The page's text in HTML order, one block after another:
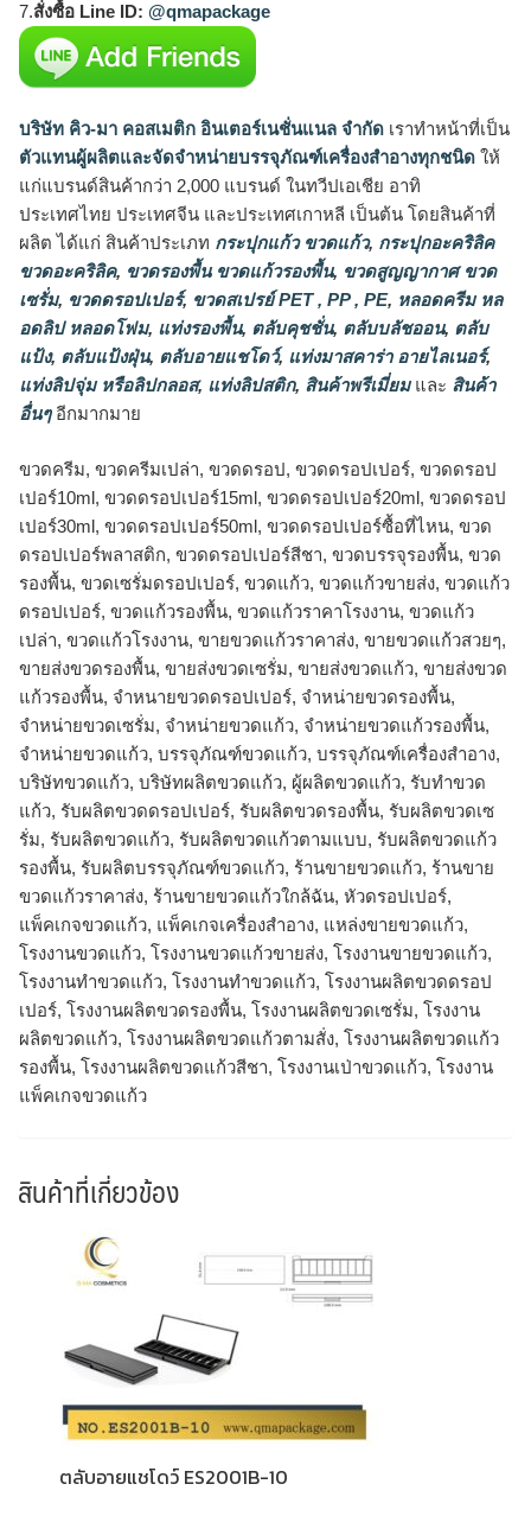
7.สั่งซื้อ Line ID: @qmapackage
บริษัท คิว-มา คอสเมติก อินเตอร์เนชั่นแนล จำกัด เราทำหน้าที่เป็น
ตัวแทนผู้ผลิตและจัดจำหน่ายบรรจุภัณฑ์เครื่องสำอางทุกชนิด ให้
แก่แบรนด์สินค้ากว่า 2,000 แบรนด์ ในทวีปเอเชีย อาทิ
ประเทศไทย ประเทศจีน และประเทศเกาหลี เป็นต้น โดยสินค้าที่
ผลิต ได้แก่ สินค้าประเภท กระปุกแก้ว ขวดแก้ว, กระปุกอะคริลิค
ขวดอะคริลิค, ขวดรองพื้น ขวดแก้วรองพื้น, ขวดสูญญากาศ ขวด
เซรั่ม, ขวดดรอปเปอร์, ขวดสเปรย์ PET , PP , PE, หลอดครีม หล
อดลิป หลอดโฟม, แท่งรองพื้น, ตลับคุชชั่น, ตลับบลัชออน, ตลับ
แป้ง, ตลับแป้งฝุ่น, ตลับอายแชโดว์, แท่งมาสคาร่า อายไลเนอร์,
แท่งลิปจุ่ม หรือลิปกลอส, แท่งลิปสติก, สินค้าพรีเมี่ยมและ สินค้า
อื่นๆอีกมากมาย
ขวดครีม, ขวดครีมเปล่า, ขวดดรอป, ขวดดรอปเปอร์, ขวดดรอป
เปอร์10ml, ขวดดรอปเปอร์15ml, ขวดดรอปเปอร์20ml, ขวดดรอป
เปอร์30ml, ขวดดรอปเปอร์50ml, ขวดดรอปเปอร์ซื้อที่ไหน, ขวด
ดรอปเปอร์พลาสติก, ขวดดรอปเปอร์สีชา, ขวดบรรจุรองพื้น, ขวด
รองพื้น, ขวดเซรั่มดรอปเปอร์, ขวดแก้ว, ขวดแก้วขายส่ง, ขวดแก้ว
ดรอปเปอร์, ขวดแก้วรองพื้น, ขวดแก้วราคาโรงงาน, ขวดแก้ว
เปล่า, ขวดแก้วโรงงาน, ขายขวดแก้วราคาส่ง, ขายขวดแก้วสวยๆ,
ขายส่งขวดรองพื้น, ขายส่งขวดเซรั่ม, ขายส่งขวดแก้ว, ขายส่งขวด
แก้วรองพื้น, จำหนายขวดดรอปเปอร์, จำหน่ายขวดรองพื้น,
จำหน่ายขวดเซรั่ม, จำหน่ายขวดแก้ว, จำหน่ายขวดแก้วรองพื้น,
จําหน่ายขวดแก้ว, บรรจุภัณฑ์ขวดแก้ว, บรรจุภัณฑ์เครื่องสำอาง,
บริษัทขวดแก้ว, บริษัทผลิตขวดแก้ว, ผู้ผลิตขวดแก้ว, รับทำขวด
แก้ว, รับผลิตขวดดรอปเปอร์, รับผลิตขวดรองพื้น, รับผลิตขวดเซ
รั่ม, รับผลิตขวดแก้ว, รับผลิตขวดแก้วตามแบบ, รับผลิตขวดแก้ว
รองพื้น, รับผลิตบรรจุภัณฑ์ขวดแก้ว, ร้านขายขวดแก้ว, ร้านขาย
ขวดแก้วราคาส่ง, ร้านขายขวดแก้วใกล้ฉัน, หัวดรอปเปอร์,
แพ็คเกจขวดแก้ว, แพ็คเกจเครื่องสำอาง, แหล่งขายขวดแก้ว,
โรงงานขวดแก้ว, โรงงานขวดแก้วขายส่ง, โรงงานขายขวดแก้ว,
โรงงานทำขวดแก้ว, โรงงานทําขวดแก้ว, โรงงานผลิตขวดดรอป
เปอร์, โรงงานผลิตขวดรองพื้น, โรงงานผลิตขวดเซรั่ม, โรงงาน
ผลิตขวดแก้ว, โรงงานผลิตขวดแก้วตามสั่ง, โรงงานผลิตขวดแก้ว
รองพื้น, โรงงานผลิตขวดแก้วสีชา, โรงงานเป่าขวดแก้ว, โรงงาน
แพ็คเกจขวดแก้ว
สินค้าที่เกี่ยวข้อง
ตลับอายแชโดว์ ES2001B-10